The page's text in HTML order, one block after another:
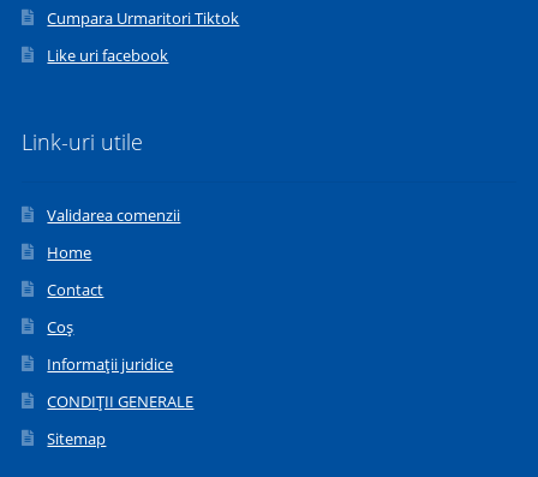
Cumpara Urmaritori Tiktok
Like uri facebook
Link-uri utile
Validarea comenzii
Home
Contact
Coș
Informații juridice
CONDIȚII GENERALE
Sitemap